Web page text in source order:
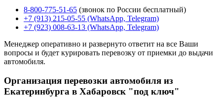
8-800-775-51-65 (звонок по России бесплатный)
+7 (913) 215-05-55 (WhatsApp, Telegram)
+7 (923) 008-63-13 (WhatsApp, Telegram)
Менеджер оперативно и развернуто ответит на все Ваши
вопросы и будет курировать перевозку от приемки до выдачи
автомобиля.
Организация перевозки автомобиля из
Екатеринбурга в Хабаровск "под ключ"